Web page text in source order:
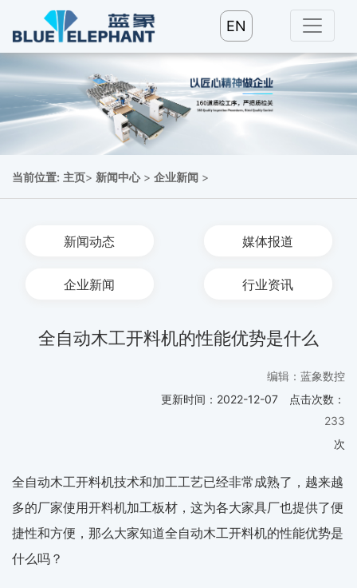
EN
当前位置: 主页> 新闻中心> 企业新闻 >
新闻动态 媒体报道
企业新闻 行业资讯
全自动木工开料机的性能优势是什么
编辑：蓝象数控
更新时间： 2022-12-07
点击次数：
233
次
全自动木工开料机技术和加工工艺已经非常成熟了，越来越
多的厂家使用开料机加工板材，这为各大家具厂也提供了便
捷性和方便，那么大家知道全自动木工开料机的性能优势是
什么吗？